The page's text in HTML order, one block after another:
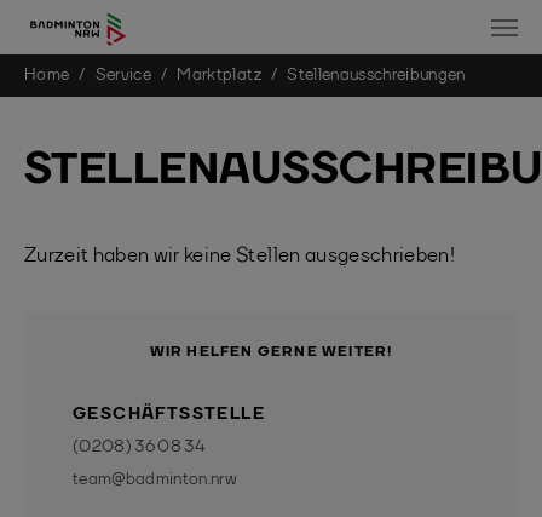
Skip to main content
You are here:
Home Service Marktplatz Stellenausschreibungen
Zurzeit haben wir keine Stellen ausgeschrieben!
WIR HELFEN GERNE WEITER!
GESCHÄFTSSTELLE
(0208) 36 08 34
team@badminton.nrw